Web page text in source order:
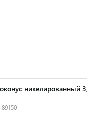
никелированный